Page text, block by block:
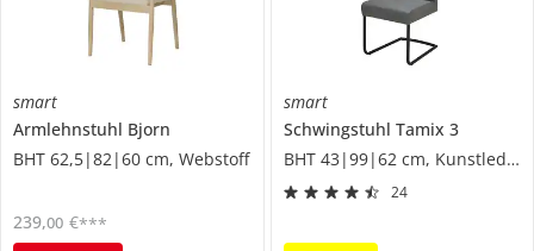
smart
Armlehnstuhl Bjorn
BHT 62,5|82|60 cm, Webstoff
239,00 €***
smart
Schwingstuhl Tamix 3
BHT 43|99|62 cm, Kunstleder
24